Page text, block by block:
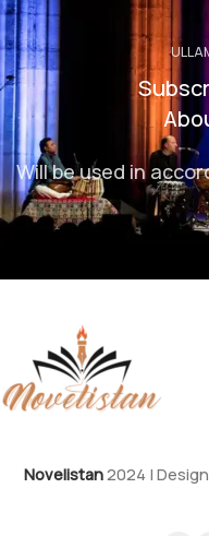
Will be used in
Novelistan2024 |